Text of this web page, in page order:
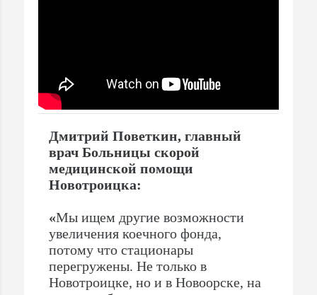
Дмитрий Поветкин, главный
врач Больницы скорой
медицинской помощи
Новотроицка:
«Мы ищем другие возможности
увеличения коечного фонда,
потому что стационары
перегружены. Не только в
Новотроицке, но и в Новоорске, на